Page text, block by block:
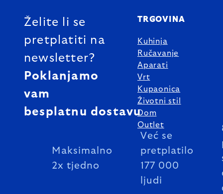
Želite li se
pretplatiti na
newsletter?
Poklanjamo
vam
besplatnu dostavu
Maksimalno
2x tjedno
Već se
pretplatilo
177 000
ljudi
TRGOVINA
Kuhinja
Ručavanje
Aparati
Vrt
Kupaonica
Životni stil
Dom
Outlet